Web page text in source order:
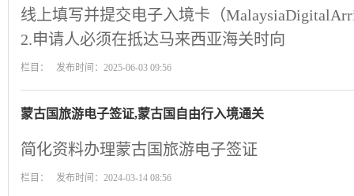
线上填写并提交电子入境卡（
2.申请人必须在抵达马来西亚海关时向
栏目： 发布时间：2025-06-03 09:56
蒙古国旅游电子签证,蒙古国自由行入境通关
简化资料办理蒙古国旅游电子签证
栏目： 发布时间：2024-03-14 08:56